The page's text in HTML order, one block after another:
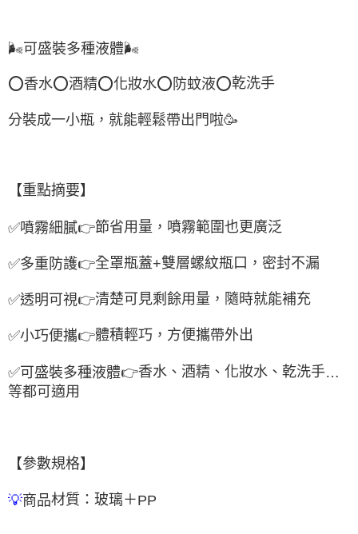
🌬可盛裝多種液體🌬
⭕香水⭕酒精⭕化妝水⭕ 防蚊液⭕乾洗手
分裝成一小瓶，就能輕鬆帶出門啦🥳
【重點摘要】
✅噴霧細膩👉節省用量，噴霧範圍也更廣泛
✅多重防護👉全罩瓶蓋+雙層螺紋瓶口，密封不漏
✅透明可視👉清楚可見剩餘用量，隨時就能補充
✅小巧便攜👉體積輕巧，方便攜帶外出
✅可盛裝多種液體👉香水、酒精、化妝水、乾洗手…
等都可適用
【參數規格】
💡商品材質：玻璃＋PP